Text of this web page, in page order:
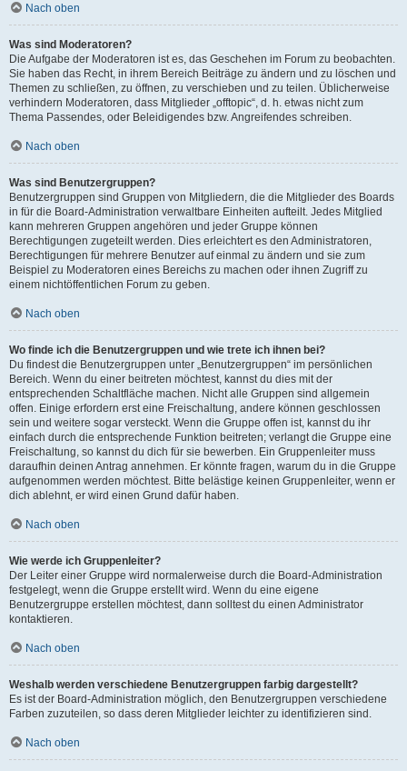
Nach oben
Was sind Moderatoren?
Die Aufgabe der Moderatoren ist es, das Geschehen im Forum zu beobachten.
Sie haben das Recht, in ihrem Bereich Beiträge zu ändern und zu löschen und
Themen zu schließen, zu öffnen, zu verschieben und zu teilen. Üblicherweise
verhindern Moderatoren, dass Mitglieder „offtopic“, d. h. etwas nicht zum
Thema Passendes, oder Beleidigendes bzw. Angreifendes schreiben.
Nach oben
Was sind Benutzergruppen?
Benutzergruppen sind Gruppen von Mitgliedern, die die Mitglieder des Boards
in für die Board-Administration verwaltbare Einheiten aufteilt. Jedes Mitglied
kann mehreren Gruppen angehören und jeder Gruppe können
Berechtigungen zugeteilt werden. Dies erleichtert es den Administratoren,
Berechtigungen für mehrere Benutzer auf einmal zu ändern und sie zum
Beispiel zu Moderatoren eines Bereichs zu machen oder ihnen Zugriff zu
einem nichtöffentlichen Forum zu geben.
Nach oben
Wo finde ich die Benutzergruppen und wie trete ich ihnen bei?
Du findest die Benutzergruppen unter „Benutzergruppen“ im persönlichen
Bereich. Wenn du einer beitreten möchtest, kannst du dies mit der
entsprechenden Schaltfläche machen. Nicht alle Gruppen sind allgemein
offen. Einige erfordern erst eine Freischaltung, andere können geschlossen
sein und weitere sogar versteckt. Wenn die Gruppe offen ist, kannst du ihr
einfach durch die entsprechende Funktion beitreten; verlangt die Gruppe eine
Freischaltung, so kannst du dich für sie bewerben. Ein Gruppenleiter muss
daraufhin deinen Antrag annehmen. Er könnte fragen, warum du in die Gruppe
aufgenommen werden möchtest. Bitte belästige keinen Gruppenleiter, wenn er
dich ablehnt, er wird einen Grund dafür haben.
Nach oben
Wie werde ich Gruppenleiter?
Der Leiter einer Gruppe wird normalerweise durch die Board-Administration
festgelegt, wenn die Gruppe erstellt wird. Wenn du eine eigene
Benutzergruppe erstellen möchtest, dann solltest du einen Administrator
kontaktieren.
Nach oben
Weshalb werden verschiedene Benutzergruppen farbig dargestellt?
Es ist der Board-Administration möglich, den Benutzergruppen verschiedene
Farben zuzuteilen, so dass deren Mitglieder leichter zu identifizieren sind.
Nach oben